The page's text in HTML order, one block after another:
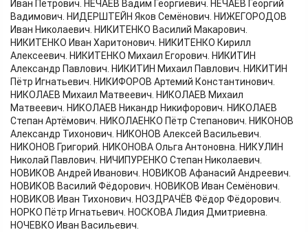
Иван Петрович. НЕЧАЕВ Вадим Георгиевич. НЕЧАЕВ Георгий
Вадимович. НИДЕРШТЕЙН Яков Семёнович. НИЖЕГОРОДОВ
Иван Николаевич. НИКИТЕНКО Василий Макарович.
НИКИТЕНКО Иван Харитонович. НИКИТЕНКО Кирилл
Алексеевич. НИКИТЕНКО Михаил Егорович. НИКИТИН
Александр Павлович. НИКИТИН Михаил Павлович. НИКИТИН
Пётр Игнатьевич. НИКИФОРОВ Артемий Константинович.
НИКОЛАЕВ Михаил Матвеевич. НИКОЛАЕВ Михаил
Матвеевич. НИКОЛАЕВ Никандр Никифорович. НИКОЛАЕВ
Степан Артёмович. НИКОЛАЕНКО Пётр Степанович. НИКОНОВ
Александр Тихонович. НИКОНОВ Алексей Васильевич.
НИКОНОВ Григорий. НИКОНОВА Ольга Антоновна. НИКУЛИН
Николай Павлович. НИЧИПУРЕНКО Степан Николаевич.
НОВИКОВ Андрей Иванович. НОВИКОВ Афанасий Андреевич.
НОВИКОВ Василий Фёдорович. НОВИКОВ Иван Семёнович.
НОВИКОВ Иван Тихонович. НОЗДРАЧЁВ Фёдор Фёдорович.
НОРКО Пётр Игнатьевич. НОСКОВА Лидия Дмитриевна.
НОЧЕВКО Иван Васильевич.